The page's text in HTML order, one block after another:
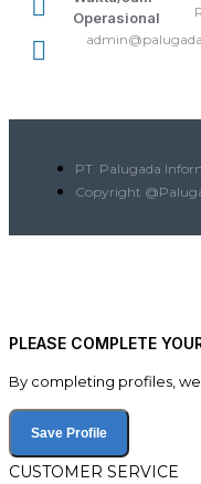
Operasional
PT. Palugada
Copyright
PLEASE COMPLETE
By completing profiles,
Save Profile
CUSTOMER SERVICE